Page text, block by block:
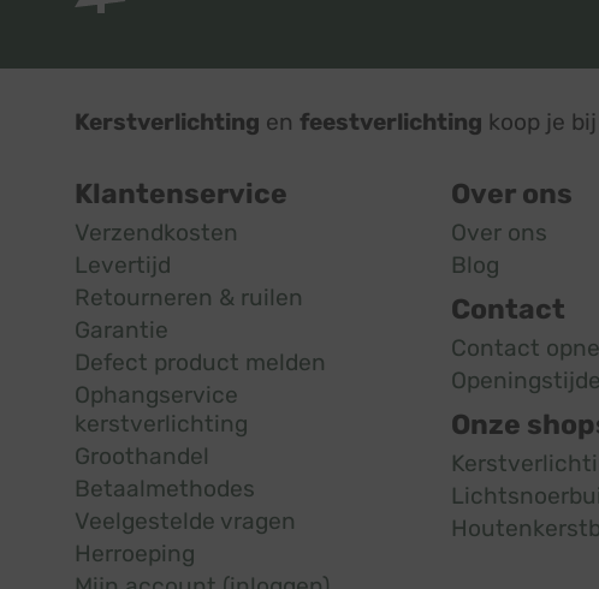
Kerstverlichting en feestverlichting koop je
Klantenservice
Verzendkosten
Levertijd
Retourneren & ruilen
Garantie
Defect product melden
Ophangservice
kerstverlichting
Groothandel
Betaalmethodes
Veelgestelde vragen
Herroeping
Over ons
Over ons
Blog
Contact
Contact
Onze